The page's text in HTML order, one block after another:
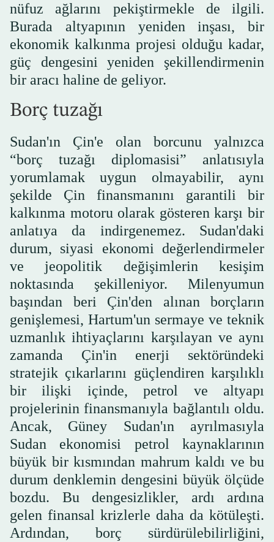
nüfuz ağlarını pekiştirmekle de ilgili.
Burada altyapının yeniden inşası, bir
ekonomik kalkınma projesi olduğu kadar,
güç dengesini yeniden şekillendirmenin
bir aracı haline de geliyor.
Borç tuzağı
Sudan'ın Çin'e olan borcunu yalnızca
“borç tuzağı diplomasisi” anlatısıyla
yorumlamak uygun olmayabilir, aynı
şekilde Çin finansmanını garantili bir
kalkınma motoru olarak gösteren karşı bir
anlatıya da indirgenemez. Sudan'daki
durum, siyasi ekonomi değerlendirmeler
ve jeopolitik değişimlerin kesişim
noktasında şekilleniyor. Milenyumun
başından beri Çin'den alınan borçların
genişlemesi, Hartum'un sermaye ve teknik
uzmanlık ihtiyaçlarını karşılayan ve aynı
zamanda Çin'in enerji sektöründeki
stratejik çıkarlarını güçlendiren karşılıklı
bir ilişki içinde, petrol ve altyapı
projelerinin finansmanıyla bağlantılı oldu.
Ancak, Güney Sudan'ın ayrılmasıyla
Sudan ekonomisi petrol kaynaklarının
büyük bir kısmından mahrum kaldı ve bu
durum denklemin dengesini büyük ölçüde
bozdu. Bu dengesizlikler, ardı ardına
gelen finansal krizlerle daha da kötüleşti.
Ardından, borç sürdürülebilirliğini,